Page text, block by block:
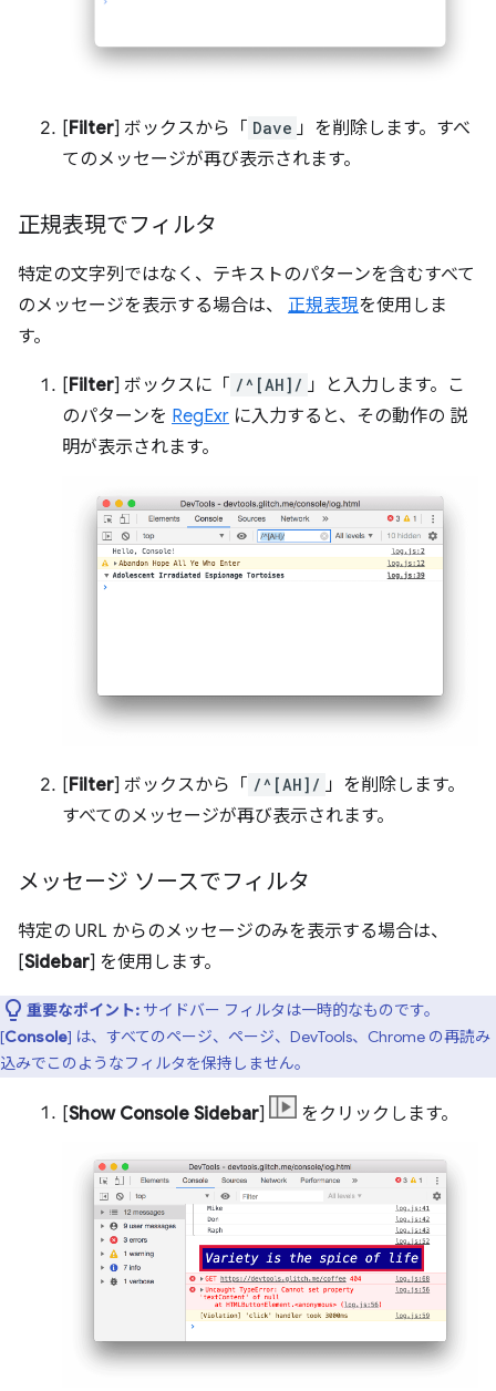
[Filter] ボックスから「 Dave 」を削除します。すべ
てのメッセージが再び表示されます。
正規表現でフィルタ
特定の文字列ではなく、テキストのパターンを含むすべて
のメッセージを表示する場合は、 正規表現を使用しま
す。
[Filter] ボックスに「 /^[AH]/ 」と入力します。こ
のパターンを RegExr に入力すると、その動作の 説
明が表示されます。
[Filter] ボックスから「 /^[AH]/ 」を削除します。
すべてのメッセージが再び表示されます。
メッセージ ソースでフィルタ
特定の URL からのメッセージのみを表示する場合は、
[Sidebar] を使用します。
重要なポイント: サイドバー フィルタは一時的なものです。
[Console] は、すべてのページ、ページ、DevTools、Chrome の再読み
込みでこのようなフィルタを保持しません。
[Show Console Sidebar] をクリックします。